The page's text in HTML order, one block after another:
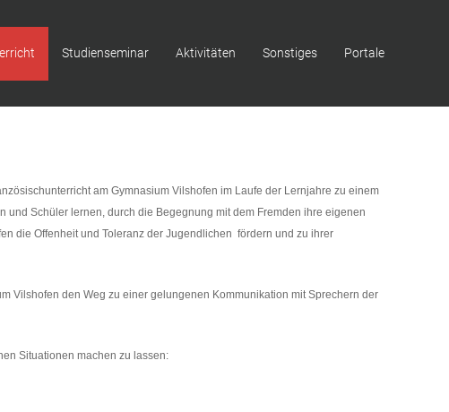
Studienseminar Aktivitäten Sonstiges Portale
am Gymnasium Vilshofen im Laufe der Lernjahre zu einem
Schüler lernen, durch die Begegnung mit dem Fremden ihre eigenen
die Offenheit und Toleranz der Jugendlichen fördern und zu ihrer
Vilshofen den Weg zu einer gelungenen Kommunikation mit Sprechern der
Situationen machen zu lassen: